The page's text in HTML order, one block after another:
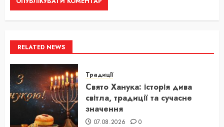
RELATED NEWS
Традиції
Свято Ханука: історія дива
світла, традиції та сучасне
значення
07.08.2026 0